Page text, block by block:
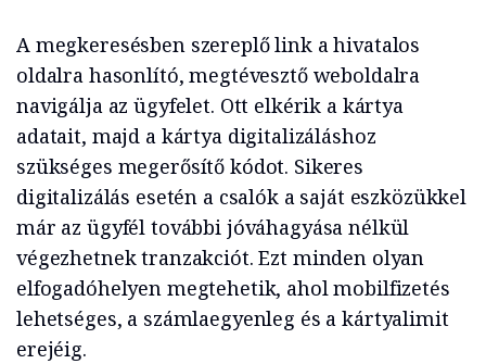
A megkeresésben szereplő link a hivatalos
oldalra hasonlító, megtévesztő weboldalra
navigálja az ügyfelet. Ott elkérik a kártya
adatait, majd a kártya digitalizáláshoz
szükséges megerősítő kódot. Sikeres
digitalizálás esetén a csalók a saját eszközükkel
már az ügyfél további jóváhagyása nélkül
végezhetnek tranzakciót. Ezt minden olyan
elfogadóhelyen megtehetik, ahol mobilfizetés
lehetséges, a számlaegyenleg és a kártyalimit
erejéig.